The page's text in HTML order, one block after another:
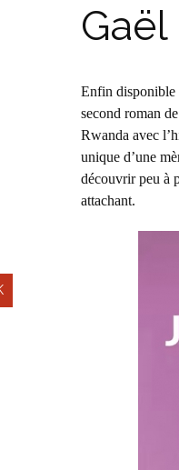
Gaël
Enfin disponible
second roman de
Rwanda avec
unique d’une
découvrir peu à
attachant.